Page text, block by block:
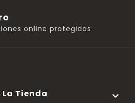
online protegidas
Tienda 